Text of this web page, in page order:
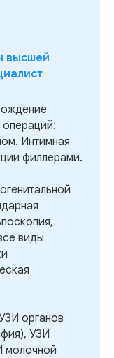
высшей
Интимная
филлерами.
виды
органов
УЗИ
молочной